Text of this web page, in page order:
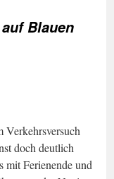
Blauen
Verkehrsversuch
doch deutlich
Ferienende und